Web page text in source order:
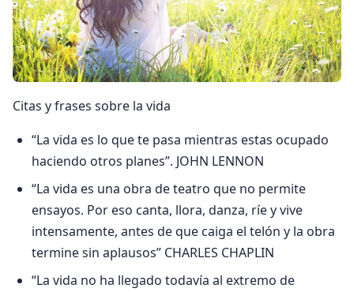
Citas y frases sobre la vida
“La vida es lo que te pasa mientras estas ocupado
haciendo otros planes”. JOHN LENNON
“La vida es una obra de teatro que no permite
ensayos. Por eso canta, llora, danza, ríe y vive
intensamente, antes de que caiga el telón y la obra
termine sin aplausos” CHARLES CHAPLIN
“La vida no ha llegado todavía al extremo de